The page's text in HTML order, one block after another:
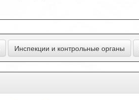
Инспекции и контрольные органы